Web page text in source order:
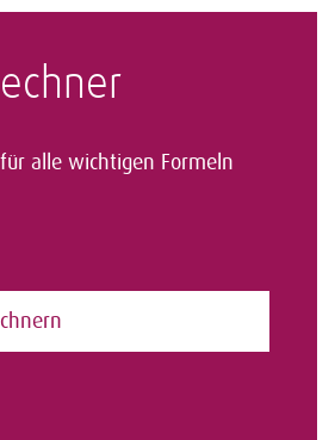
für alle wichtigen Formeln